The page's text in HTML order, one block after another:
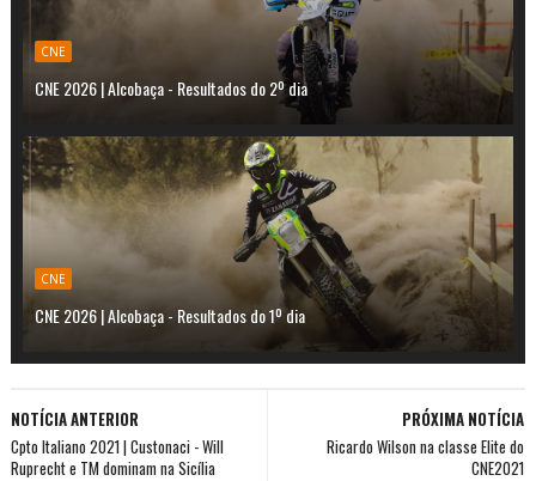
CNE
CNE 2026 | Alcobaça - Resultados do 2º dia
CNE
CNE 2026 | Alcobaça - Resultados do 1º dia
PRÓXIMA NOTÍCIA
Ricardo Wilson na classe Elite do
CNE2021
NOTÍCIA ANTERIOR
Cpto Italiano 2021 | Custonaci - Will
Ruprecht e TM dominam na Sicília